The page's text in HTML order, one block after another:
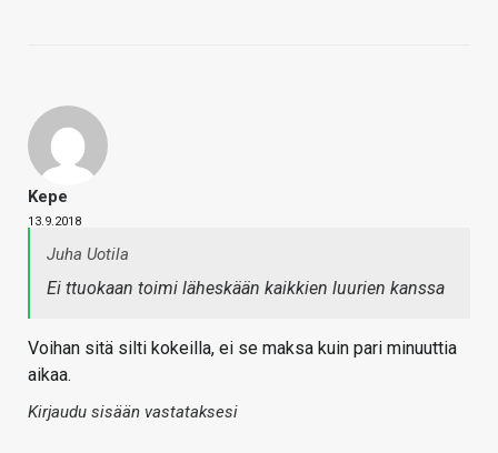
Kepe
13.9.2018
Juha Uotila
Ei ttuokaan toimi läheskään kaikkien luurien kanssa
Voihan sitä silti kokeilla, ei se maksa kuin pari minuuttia
aikaa.
Kirjaudu sisään vastataksesi